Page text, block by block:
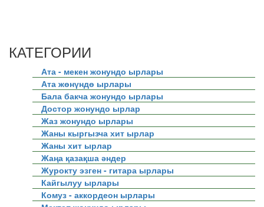
КАТЕГОРИИ
Ата - мекен жонундо ырлары
Ата жөнүндө ырлары
Бала бакча жонундо ырлары
Достор жонундо ырлар
Жаз жонундо ырлары
Жаны кыргызча хит ырлар
Жаны хит ырлар
Жаңа қазақша әндер
Журокту эзген - гитара ырлары
Кайгылуу ырлары
Комуз - аккордеон ырлары